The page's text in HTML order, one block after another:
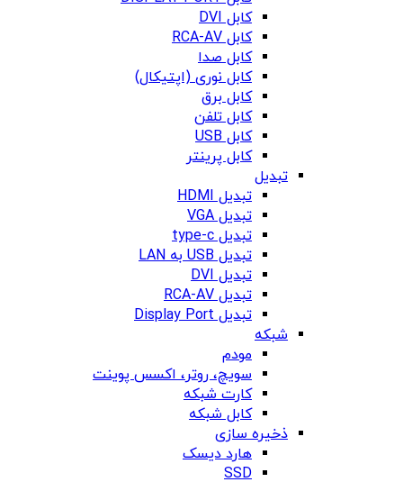
کابل DVI
کابل RCA-AV
کابل صدا
کابل نوری (اپتیکال)
کابل برق
کابل تلفن
کابل USB
کابل پرینتر
تبدیل
تبدیل HDMI
تبدیل VGA
تبدیل type-c
تبدیل USB به LAN
تبدیل DVI
تبدیل RCA-AV
تبدیل Display Port
شبکه
مودم
سویچ، روتر، اکسس پوینت
کارت شبکه
کابل شبکه
ذخیره سازی
هارد دیسک
SSD